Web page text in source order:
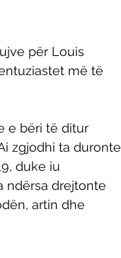
për Louis
më të
e bëri të ditur
zgjodhi ta duronte
duke iu
ndërsa drejtonte
artin dhe